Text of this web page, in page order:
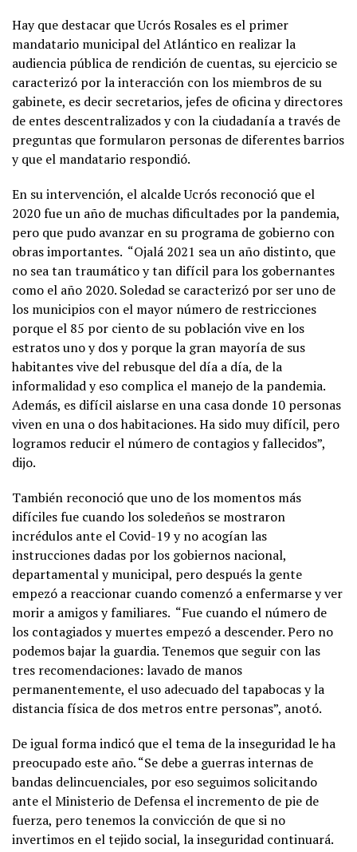
Hay que destacar que Ucrós Rosales es el primer
mandatario municipal del Atlántico en realizar la
audiencia pública de rendición de cuentas, su ejercicio se
caracterizó por la interacción con los miembros de su
gabinete, es decir secretarios, jefes de oficina y directores
de entes descentralizados y con la ciudadanía a través de
preguntas que formularon personas de diferentes barrios
y que el mandatario respondió.
En su intervención, el alcalde Ucrós reconoció que el
2020 fue un año de muchas dificultades por la pandemia,
pero que pudo avanzar en su programa de gobierno con
obras importantes. “Ojalá 2021 sea un año distinto, que
no sea tan traumático y tan difícil para los gobernantes
como el año 2020. Soledad se caracterizó por ser uno de
los municipios con el mayor número de restricciones
porque el 85 por ciento de su población vive en los
estratos uno y dos y porque la gran mayoría de sus
habitantes vive del rebusque del día a día, de la
informalidad y eso complica el manejo de la pandemia.
Además, es difícil aislarse en una casa donde 10 personas
viven en una o dos habitaciones. Ha sido muy difícil, pero
logramos reducir el número de contagios y fallecidos”,
dijo.
También reconoció que uno de los momentos más
difíciles fue cuando los soledeños se mostraron
incrédulos ante el Covid-19 y no acogían las
instrucciones dadas por los gobiernos nacional,
departamental y municipal, pero después la gente
empezó a reaccionar cuando comenzó a enfermarse y ver
morir a amigos y familiares. “Fue cuando el número de
los contagiados y muertes empezó a descender. Pero no
podemos bajar la guardia. Tenemos que seguir con las
tres recomendaciones: lavado de manos
permanentemente, el uso adecuado del tapabocas y la
distancia física de dos metros entre personas”, anotó.
De igual forma indicó que el tema de la inseguridad le ha
preocupado este año. “Se debe a guerras internas de
bandas delincuenciales, por eso seguimos solicitando
ante el Ministerio de Defensa el incremento de pie de
fuerza, pero tenemos la convicción de que si no
invertimos en el tejido social, la inseguridad continuará.